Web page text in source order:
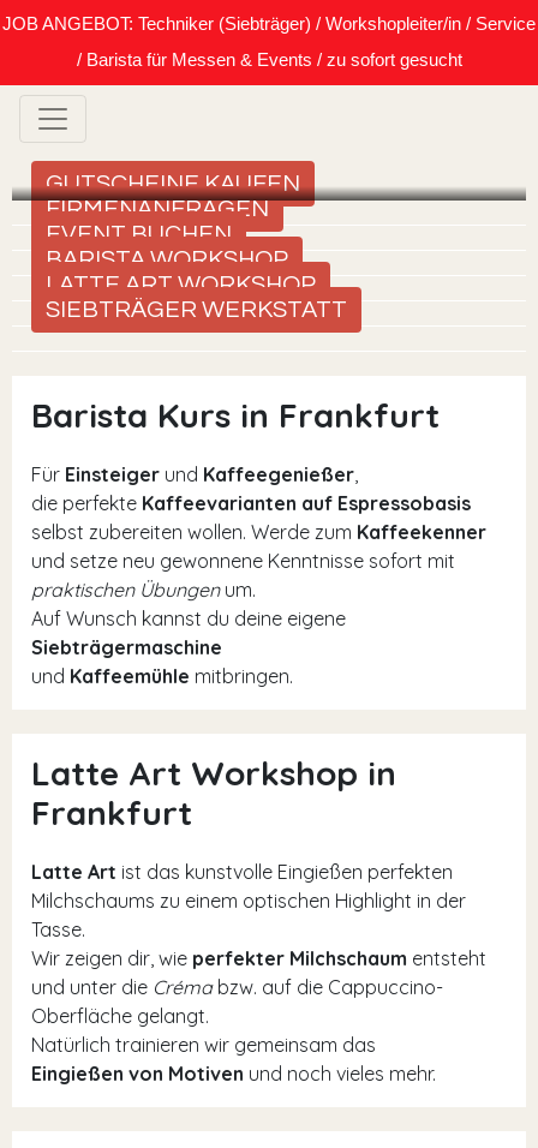
JOB ANGEBOT: Techniker (Siebträger) / Workshopleiter/in / Service
/ Barista für Messen & Events / zu sofort gesucht
GUTSCHEINE KAUFEN
FIRMENANFRAGEN
EVENT BUCHEN
BARISTA WORKSHOP
LATTE ART WORKSHOP
SIEBTRÄGER WERKSTATT
Barista Kurs in Frankfurt
Für Einsteiger und Kaffeegenießer,
die perfekte Kaffeevarianten auf Espressobasis
selbst zubereiten wollen. Werde zum Kaffeekenner
und setze neu gewonnene Kenntnisse sofort mit
praktischen Übungenum.
Auf Wunsch kannst du deine eigene
Siebträgermaschine
und Kaffeemühle mitbringen.
Latte Art Workshop in
Frankfurt
Latte Art ist das kunstvolle Eingießen perfekten
Milchschaums zu einem optischen Highlight in der
Tasse.
Wir zeigen dir, wie perfekter Milchschaum entsteht
und unter die Crémabzw. auf die Cappuccino-
Oberfläche gelangt.
Natürlich trainieren wir gemeinsam das
Eingießen von Motiven und noch vieles mehr.